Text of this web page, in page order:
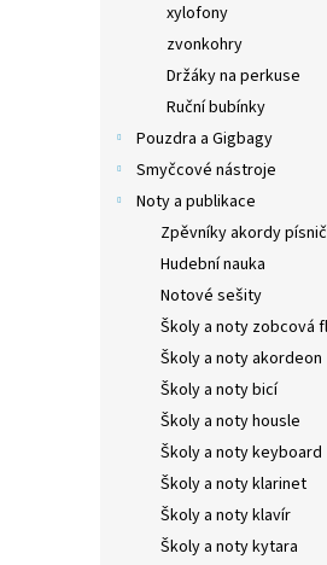
xylofony
zvonkohry
Držáky na perkuse
Ruční bubínky
Pouzdra a Gigbagy
Smyčcové nástroje
Noty a publikace
Zpěvníky akordy
Hudební nauka
Notové sešity
Školy a noty zobcová
Školy a noty akordeon
Školy a noty bicí
Školy a noty housle
Školy a noty keyboard
Školy a noty klarinet
Školy a noty klavír
Školy a noty kytara